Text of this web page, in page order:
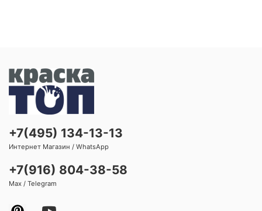
+7(495) 134-13-13
Интернет Магазин / WhatsApp
+7(916) 804-38-58
Max / Telegram